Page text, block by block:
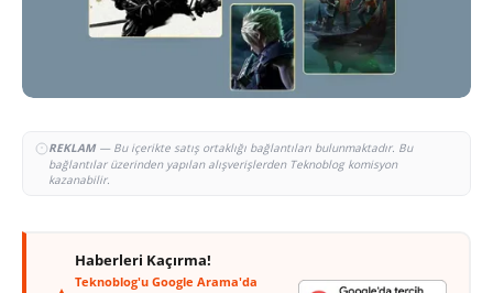
REKLAM— Bu içerikte satış ortaklığı bağlantıları bulunmaktadır. Bu
bağlantılar üzerinden yapılan alışverişlerden Teknoblog komisyon
kazanabilir.
Haberleri Kaçırma!
Teknoblog'u Google Arama'da